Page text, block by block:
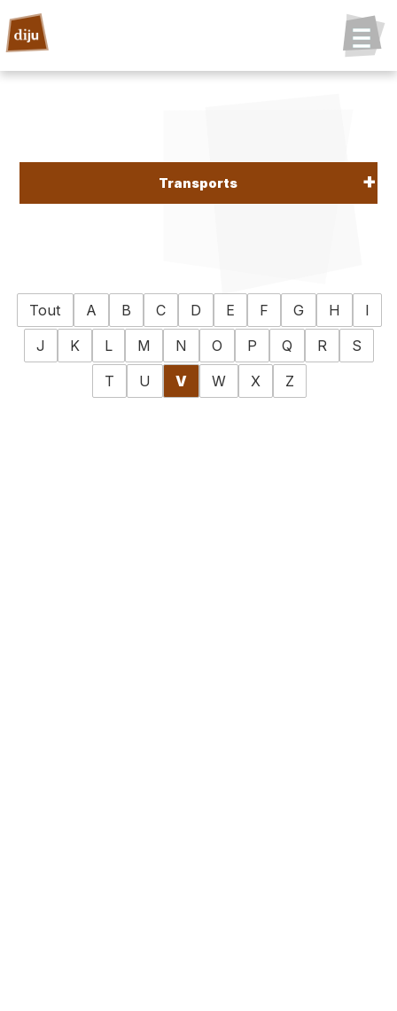
Transports
Tout A B C D E F G H
I
J
K L M N O P Q R
S
T
U V W X Z